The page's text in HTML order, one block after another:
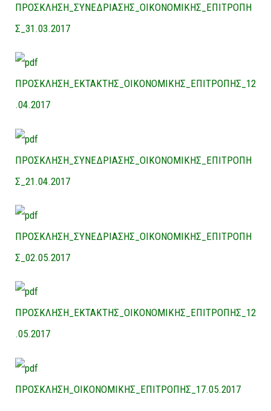
ΠΡΟΣΚΛΗΣΗ_ΣΥΝΕΔΡΙΑΣΗΣ_ΟΙΚΟΝΟΜΙΚΗΣ_ΕΠΙΤΡΟΠΗ
Σ_31.03.2017
ΠΡΟΣΚΛΗΣΗ_ΕΚΤΑΚΤΗΣ_ΟΙΚΟΝΟΜΙΚΗΣ_ΕΠΙΤΡΟΠΗΣ_12
.04.2017
ΠΡΟΣΚΛΗΣΗ_ΣΥΝΕΔΡΙΑΣΗΣ_ΟΙΚΟΝΟΜΙΚΗΣ_ΕΠΙΤΡΟΠΗ
Σ_21.04.2017
ΠΡΟΣΚΛΗΣΗ_ΣΥΝΕΔΡΙΑΣΗΣ_ΟΙΚΟΝΟΜΙΚΗΣ_ΕΠΙΤΡΟΠΗ
Σ_02.05.2017
ΠΡΟΣΚΛΗΣΗ_ΕΚΤΑΚΤΗΣ_ΟΙΚΟΝΟΜΙΚΗΣ_ΕΠΙΤΡΟΠΗΣ_12
.05.2017
ΠΡΟΣΚΛΗΣΗ_ΟΙΚΟΝΟΜΙΚΗΣ_ΕΠΙΤΡΟΠΗΣ_17.05.2017